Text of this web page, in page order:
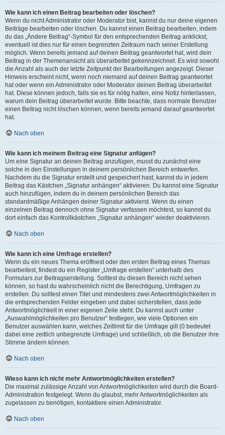
Wie kann ich einen Beitrag bearbeiten oder löschen?
Wenn du nicht Administrator oder Moderator bist, kannst du nur deine eigenen
Beiträge bearbeiten oder löschen. Du kannst einen Beitrag bearbeiten, indem
du das „Ändere Beitrag“-Symbol für den entsprechenden Beitrag anklickst;
eventuell ist dies nur für einen begrenzten Zeitraum nach seiner Erstellung
möglich. Wenn bereits jemand auf deinen Beitrag geantwortet hat, wird dein
Beitrag in der Themenansicht als überarbeitet gekennzeichnet. Es wird sowohl
die Anzahl als auch der letzte Zeitpunkt der Bearbeitungen angezeigt. Dieser
Hinweis erscheint nicht, wenn noch niemand auf deinen Beitrag geantwortet
hat oder wenn ein Administrator oder Moderator deinen Beitrag überarbeitet
hat. Diese können jedoch, falls sie es für nötig halten, eine Notiz hinterlassen,
warum dein Beitrag überarbeitet wurde. Bitte beachte, dass normale Benutzer
einen Beitrag nicht löschen können, wenn bereits jemand darauf geantwortet
hat.
Nach oben
Wie kann ich meinem Beitrag eine Signatur anfügen?
Um eine Signatur an deinen Beitrag anzufügen, musst du zunächst eine
solche in den Einstellungen in deinem persönlichen Bereich entwerfen.
Nachdem du die Signatur erstellt und gespeichert hast, kannst du in jedem
Beitrag das Kästchen „Signatur anhängen“ aktivieren. Du kannst eine Signatur
auch hinzufügen, indem du in deinem persönlichen Bereich das
standardmäßige Anhängen deiner Signatur aktivierst. Wenn du einen
einzelnen Beitrag dennoch ohne Signatur verfassen möchtest, so kannst du
dort einfach das Kontrollkästchen „Signatur anhängen“ wieder deaktivieren.
Nach oben
Wie kann ich eine Umfrage erstellen?
Wenn du ein neues Thema eröffnest oder den ersten Beitrag eines Themas
bearbeitest, findest du ein Register „Umfrage erstellen“ unterhalb des
Formulars zur Beitragserstellung. Solltest du diesen Bereich nicht sehen
können, so hast du wahrscheinlich nicht die Berechtigung, Umfragen zu
erstellen. Du solltest einen Titel und mindestens zwei Antwortmöglichkeiten in
die entsprechenden Felder eingeben und dabei sicherstellen, dass jede
Antwortmöglichkeit in einer eigenen Zeile steht. Du kannst auch unter
„Auswahlmöglichkeiten pro Benutzer“ festlegen, wie viele Optionen ein
Benutzer auswählen kann, welches Zeitlimit für die Umfrage gilt (0 bedeutet
dabei eine zeitlich unbegrenzte Umfrage) und schließlich, ob die Benutzer ihre
Stimme ändern können.
Nach oben
Wieso kann ich nicht mehr Antwortmöglichkeiten erstellen?
Die maximal zulässige Anzahl von Antwortmöglichkeiten wird durch die Board-
Administration festgelegt. Wenn du glaubst, mehr Antwortmöglichkeiten als
zugelassen zu benötigen, kontaktiere einen Administrator.
Nach oben